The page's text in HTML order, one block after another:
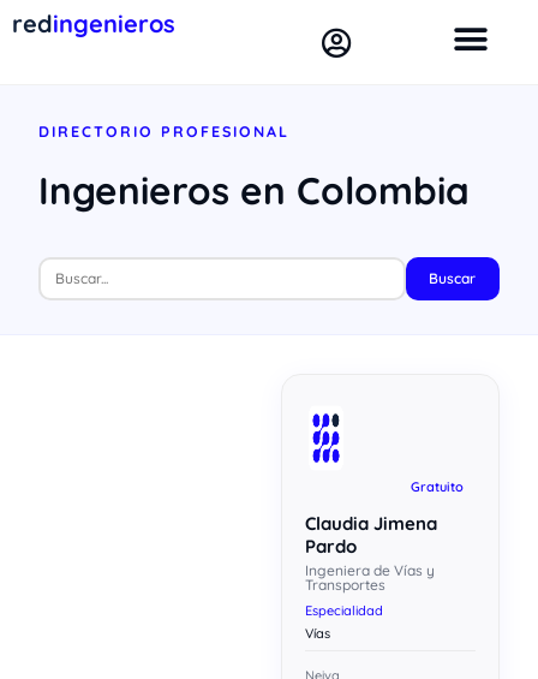
redingenieros
DIRECTORIO PROFESIONAL
Ingenieros en Colombia
Buscar
Gratuito
Claudia Jimena
Pardo
Ingeniera de Vías y
Transportes
Especialidad
Vías
Neiva